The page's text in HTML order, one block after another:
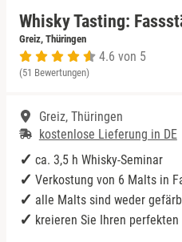
Whisky Tasting:
Greiz, Thüringen
4.6 von 5
(51 Bewertungen)
Greiz, Thüringen
kostenlose Lieferung in DE
ca. 3,5 h Whisky-Seminar
Verkostung von 6 Malts in
alle Malts sind weder
kreieren Sie Ihren
Niedersachsen
NRW
Rheinland-Pfalz
Saarland
Sachsen
Rum Tasting
Schokolade
Sekt Tasting
Tequila
Wein Tasting